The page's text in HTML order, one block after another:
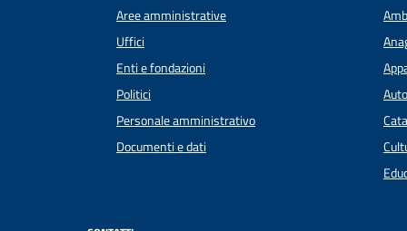
Aree amministrative
Uffici
Enti e fondazioni
Politici
Personale amministrativo
Documenti e dati